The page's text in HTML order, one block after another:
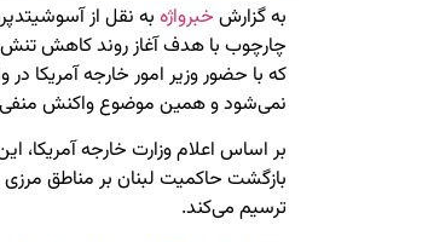
به گزارش خبرواژهبه نقل از
چارچوب با هدف آغاز روند کاهش
که با حضور وزیر امور خارجه آمریکا
نمی‌شود و همین موضوع واکنش منفی
بر اساس اعلام وزارت خارجه آمریکا،
بازگشت حاکمیت لبنان بر مناطق
ترسیم می‌کند.